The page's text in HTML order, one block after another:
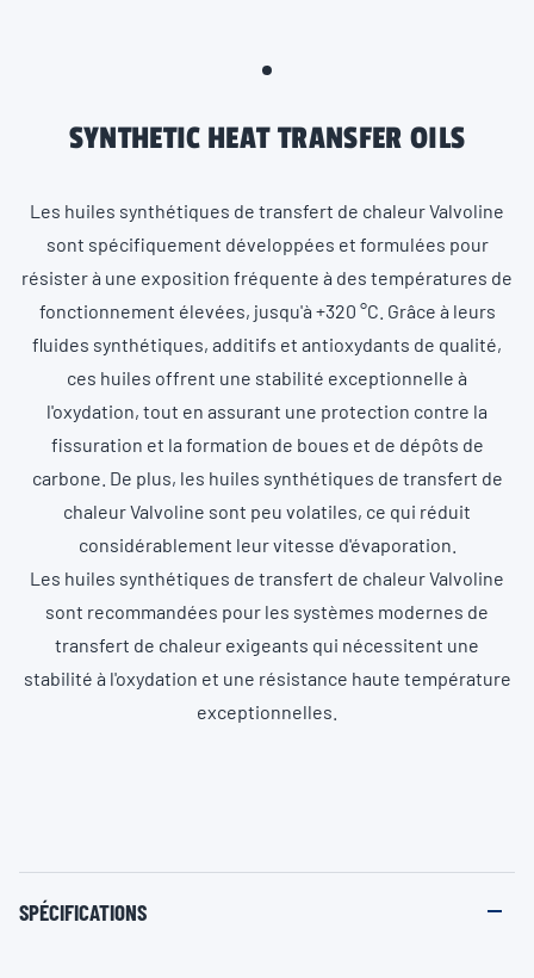
SYNTHETIC HEAT TRANSFER OILS
Les huiles synthétiques de transfert de chaleur Valvoline
sont spécifiquement développées et formulées pour
résister à une exposition fréquente à des températures de
fonctionnement élevées, jusqu'à +320 °C. Grâce à leurs
fluides synthétiques, additifs et antioxydants de qualité,
ces huiles offrent une stabilité exceptionnelle à
l'oxydation, tout en assurant une protection contre la
fissuration et la formation de boues et de dépôts de
carbone. De plus, les huiles synthétiques de transfert de
chaleur Valvoline sont peu volatiles, ce qui réduit
considérablement leur vitesse d'évaporation.
Les huiles synthétiques de transfert de chaleur Valvoline
sont recommandées pour les systèmes modernes de
transfert de chaleur exigeants qui nécessitent une
stabilité à l'oxydation et une résistance haute température
exceptionnelles.
SPÉCIFICATIONS